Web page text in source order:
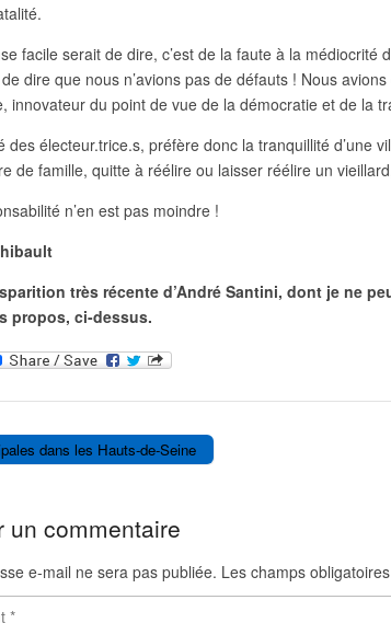
facile serait de dire, c’est de la faute à la médiocrité
dire que nous n’avions pas de défauts ! Nous
innovateur du point de vue de la démocratie et de la
des électeur.trice.s, préfère donc la tranquillité d’une
de famille, quitte à réélire ou laisser réélire un
n’en est pas moindre !
très récente d’André Santini, dont je ne
propos, ci-dessus.
dans les Hauts-de-Seine
un commentaire
e-mail ne sera pas publiée. Les champs